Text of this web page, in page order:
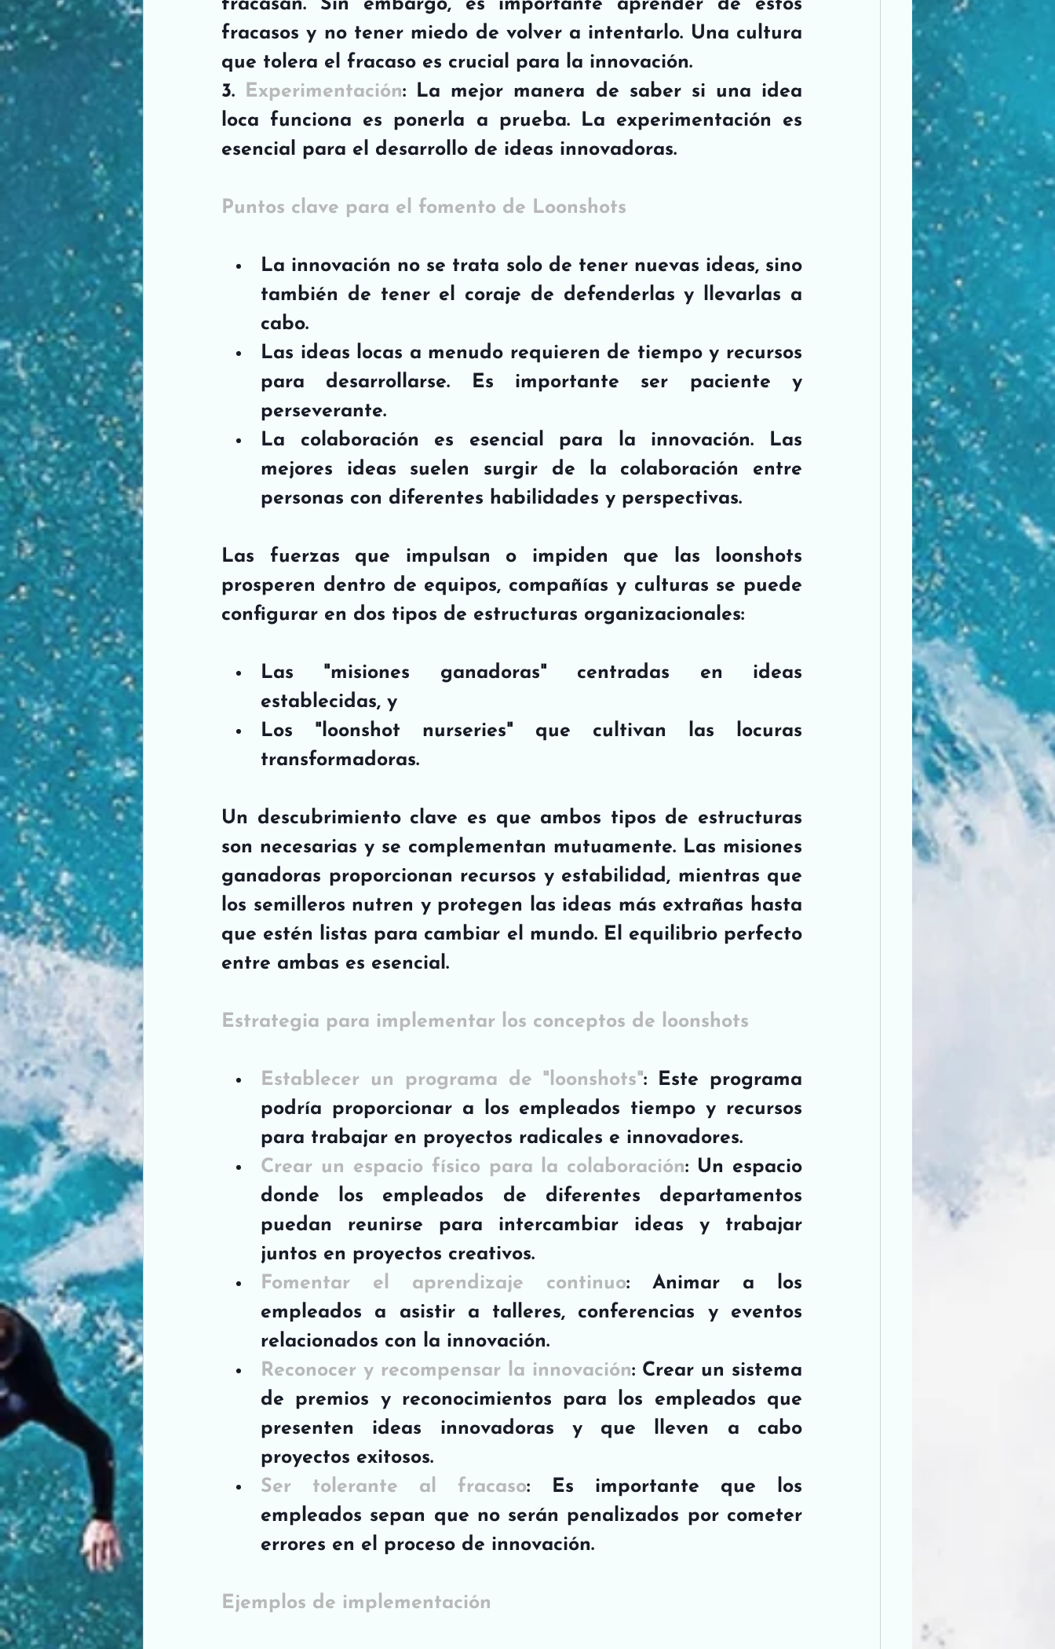
fracasan. Sin embargo, es importante aprender de estos
fracasos y no tener miedo de volver a intentarlo. Una cultura
que tolera el fracaso es crucial para la innovación.
3. Experimentación: La mejor manera de saber si una idea
loca funciona es ponerla a prueba. La experimentación es
esencial para el desarrollo de ideas innovadoras.
Puntos clave para el fomento de Loonshots
La innovación no se trata solo de tener nuevas ideas, sino
también de tener el coraje de defenderlas y llevarlas a
cabo.
Las ideas locas a menudo requieren de tiempo y recursos
para desarrollarse. Es importante ser paciente y
perseverante.
La colaboración es esencial para la innovación. Las
mejores ideas suelen surgir de la colaboración entre
personas con diferentes habilidades y perspectivas.
Las fuerzas que impulsan o impiden que las loonshots
prosperen dentro de equipos, compañías y culturas se puede
configurar en dos tipos de estructuras organizacionales:
Las "misiones ganadoras" centradas en ideas
establecidas, y
Los "loonshot nurseries" que cultivan las locuras
transformadoras.
Un descubrimiento clave es que ambos tipos de estructuras
son necesarias y se complementan mutuamente. Las misiones
ganadoras proporcionan recursos y estabilidad, mientras que
los semilleros nutren y protegen las ideas más extrañas hasta
que estén listas para cambiar el mundo. El equilibrio perfecto
entre ambas es esencial.
Estrategia para implementar los conceptos de loonshots
Establecer un programa de "loonshots": Este programa
podría proporcionar a los empleados tiempo y recursos
para trabajar en proyectos radicales e innovadores.
Crear un espacio físico para la colaboración: Un espacio
donde los empleados de diferentes departamentos
puedan reunirse para intercambiar ideas y trabajar
juntos en proyectos creativos.
Fomentar el aprendizaje continuo: Animar a los
empleados a asistir a talleres, conferencias y eventos
relacionados con la innovación.
Reconocer y recompensar la innovación: Crear un sistema
de premios y reconocimientos para los empleados que
presenten ideas innovadoras y que lleven a cabo
proyectos exitosos.
Ser tolerante al fracaso: Es importante que los
empleados sepan que no serán penalizados por cometer
errores en el proceso de innovación.
Ejemplos de implementación